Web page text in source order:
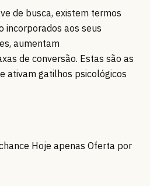
de busca, existem termos
incorporados aos seus
aumentam
de conversão. Estas são as
ativam gatilhos psicológicos
Hoje apenas Oferta por